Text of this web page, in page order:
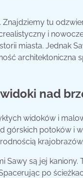
tu
i
miasta. Jednak
architektoniczna
nad
widoków i
górskich potoków i
są jej kaniony.
po